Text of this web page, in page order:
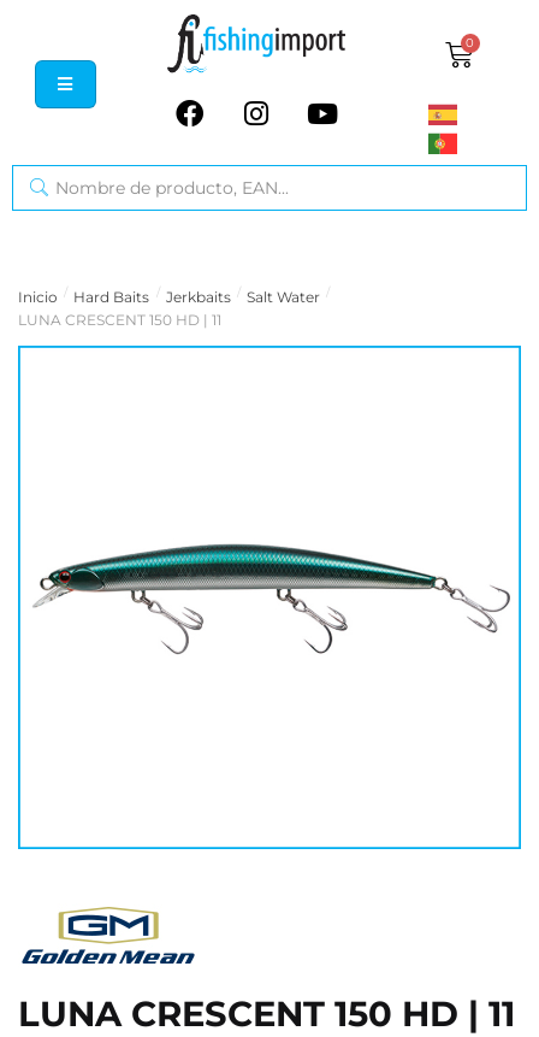
0
Inicio / Hard Baits / Jerkbaits / Salt Water /
LUNA CRESCENT 150 HD | 11
LUNA CRESCENT 150 HD | 11